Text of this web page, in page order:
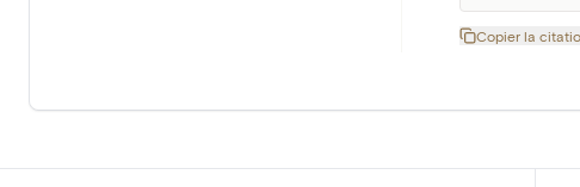
Copier la